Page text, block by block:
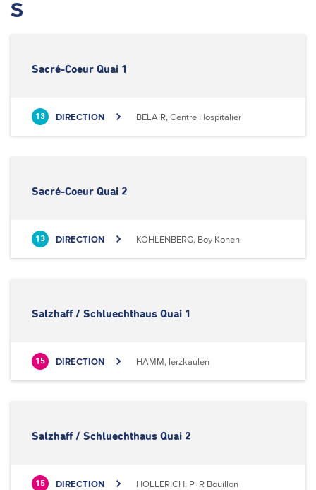
S
Sacré-Coeur Quai 1
13 DIRECTION BELAIR, Centre Hospitalier
Sacré-Coeur Quai 2
13 DIRECTION KOHLENBERG, Boy Konen
Salzhaff / Schluechthaus Quai 1
15 DIRECTION HAMM, Ierzkaulen
Salzhaff / Schluechthaus Quai 2
15 DIRECTION HOLLERICH, P+R Bouillon